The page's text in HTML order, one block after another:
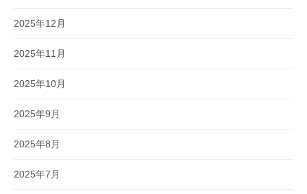
2025年12月
2025年11月
2025年10月
2025年9月
2025年8月
2025年7月